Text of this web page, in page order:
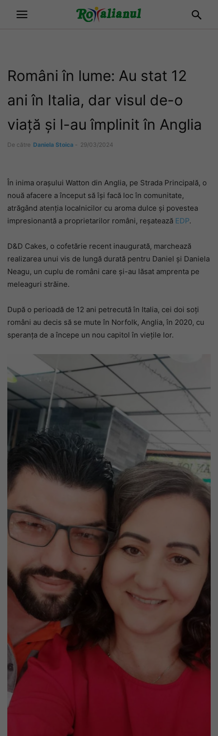
Români în lume: Au stat 12
ani în Italia, dar visul de-o
viață și l-au împlinit în Anglia
De către Daniela Stoica - 29/03/2024
În inima orașului Watton din Anglia, pe Strada Principală, o
nouă afacere a început să își facă loc în comunitate,
atrăgând atenția localnicilor cu aroma dulce și povestea
impresionantă a proprietarilor români, reșatează EDP.
D&D Cakes, o cofetărie recent inaugurată, marchează
realizarea unui vis de lungă durată pentru Daniel și Daniela
Neagu, un cuplu de români care și-au lăsat amprenta pe
meleaguri străine.
După o perioadă de 12 ani petrecută în Italia, cei doi soți
români au decis să se mute în Norfolk, Anglia, în 2020, cu
speranța de a începe un nou capitol în viețile lor.